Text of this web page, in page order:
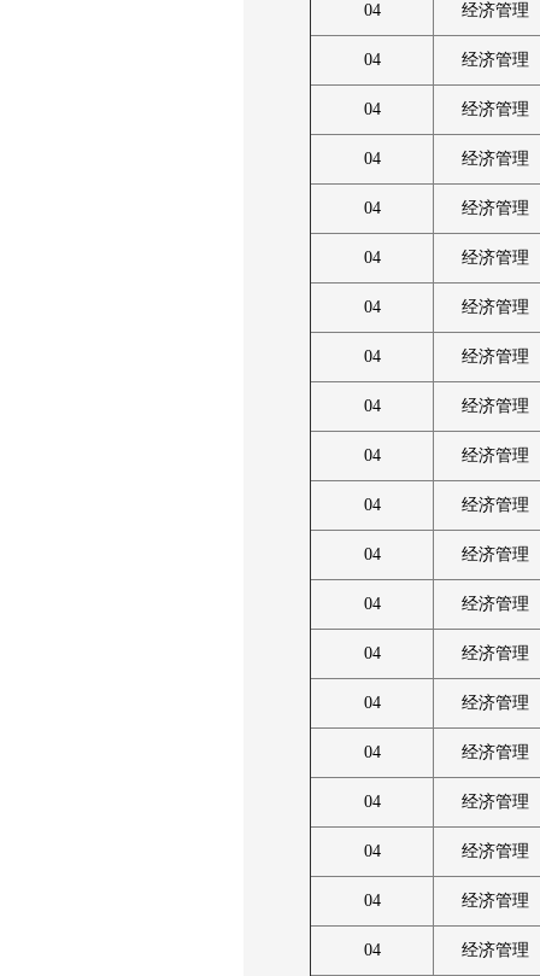
04 经济管理
04 经济管理
04 经济管理
04 经济管理
04 经济管理
04 经济管理
04 经济管理
04 经济管理
04 经济管理
04 经济管理
04 经济管理
04 经济管理
04 经济管理
04 经济管理
04 经济管理
04 经济管理
04 经济管理
04 经济管理
04 经济管理
04 经济管理